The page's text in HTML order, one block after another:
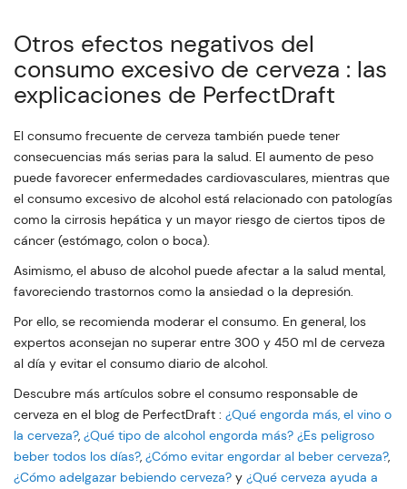
Otros efectos negativos del
consumo excesivo de cerveza : las
explicaciones de PerfectDraft
El consumo frecuente de cerveza también puede tener
consecuencias más serias para la salud. El aumento de peso
puede favorecer enfermedades cardiovasculares, mientras que
el consumo excesivo de alcohol está relacionado con patologías
como la cirrosis hepática y un mayor riesgo de ciertos tipos de
cáncer (estómago, colon o boca).
Asimismo, el abuso de alcohol puede afectar a la salud mental,
favoreciendo trastornos como la ansiedad o la depresión.
Por ello, se recomienda moderar el consumo. En general, los
expertos aconsejan no superar entre 300 y 450 ml de cerveza
al día y evitar el consumo diario de alcohol.
Descubre más artículos sobre el consumo responsable de
cerveza en el blog de PerfectDraft : ¿Qué engorda más, el vino o
la cerveza?, ¿Qué tipo de alcohol engorda más? ¿Es peligroso
beber todos los días?, ¿Cómo evitar engordar al beber cerveza?,
¿Cómo adelgazar bebiendo cerveza? y ¿Qué cerveza ayuda a